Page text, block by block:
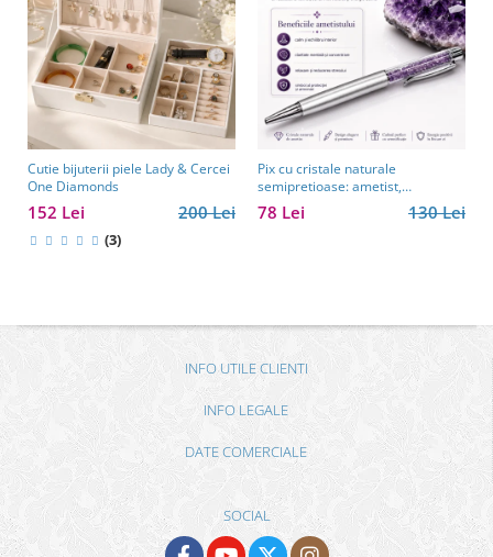
Cutie bijuterii piele Lady & Cercei
One Diamonds
200 Lei
152 Lei
(3)
Pix cu cristale naturale
semipretioase: ametist,
aventurin, lapis lazuli, ochi de
tigru, citrin și cuarț roz
130 Lei
78 Lei
INFO UTILE CLIENTI
INFO LEGALE
DATE COMERCIALE
SOCIAL